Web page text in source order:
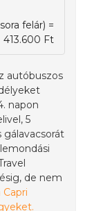
felár) =
413.600 Ft
autóbuszos
napon
5
gálavacsorát
de nem